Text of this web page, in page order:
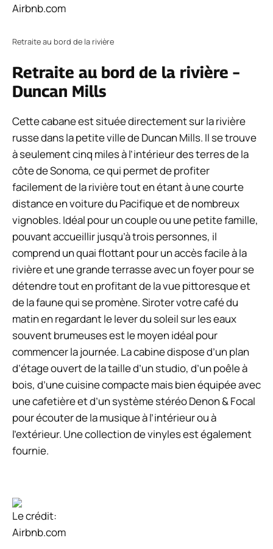
Airbnb.com
Retraite au bord de la rivière
Retraite au bord de la rivière –
Duncan Mills
Cette cabane est située directement sur la rivière
russe dans la petite ville de Duncan Mills. Il se trouve
à seulement cinq miles à l’intérieur des terres de la
côte de Sonoma, ce qui permet de profiter
facilement de la rivière tout en étant à une courte
distance en voiture du Pacifique et de nombreux
vignobles. Idéal pour un couple ou une petite famille,
pouvant accueillir jusqu’à trois personnes, il
comprend un quai flottant pour un accès facile à la
rivière et une grande terrasse avec un foyer pour se
détendre tout en profitant de la vue pittoresque et
de la faune qui se promène. Siroter votre café du
matin en regardant le lever du soleil sur les eaux
souvent brumeuses est le moyen idéal pour
commencer la journée. La cabine dispose d’un plan
d’étage ouvert de la taille d’un studio, d’un poêle à
bois, d’une cuisine compacte mais bien équipée avec
une cafetière et d’un système stéréo Denon & Focal
pour écouter de la musique à l’intérieur ou à
l’extérieur. Une collection de vinyles est également
fournie.
Le crédit:
Airbnb.com